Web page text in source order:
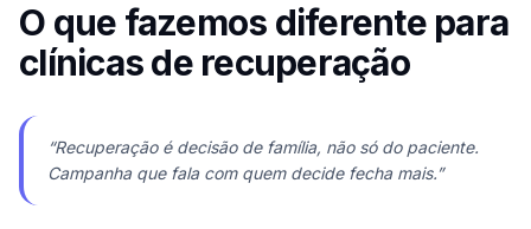
O que fazemos diferente para
clínicas de recuperação
“Recuperação é decisão de família, não só do paciente.
Campanha que fala com quem decide fecha mais.”